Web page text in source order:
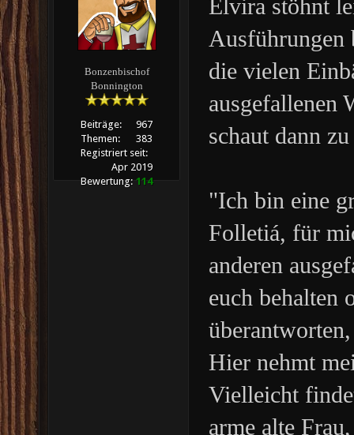
Bonzenbischof
Bonnington
Beiträge:
967
Themen:
383
Registriert seit:
Apr 2019
Bewertung: 114
Elvira stöhnt
Ausführungen
die vielen
ausgefallenen
schaut dann
"Ich bin eine
Folletiá, für
anderen
euch behalten
Hier nehmt
Vielleicht
arme alte